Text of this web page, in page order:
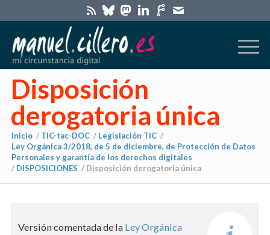
Disposición
derogatoria única
Inicio / TIC-tac-DOC / Legislación TIC /
Ley Orgánica 3/2018, de 5 de diciembre, de Protección de Datos
Personales y garantía de los derechos digitales
/ DISPOSICIONES / Disposición derogatoria única
Versión comentada de la Ley Orgánica